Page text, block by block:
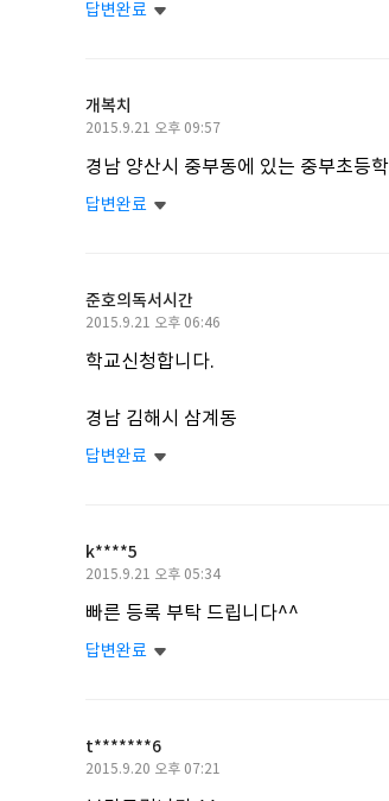
답변완료
개복치
작
일
2015.9.21 오후 09:57
경남 양산시 중부동에 있는 중부초등
답변완료
준호의독서시간
작
일
2015.9.21 오후 06:46
학교신청합니다.
경남 김해시 삼계동
답변완료
k****5
작
일
2015.9.21 오후 05:34
빠른 등록 부탁 드립니다^^
답변완료
t*******6
작
2015.9.20 오후 07:21